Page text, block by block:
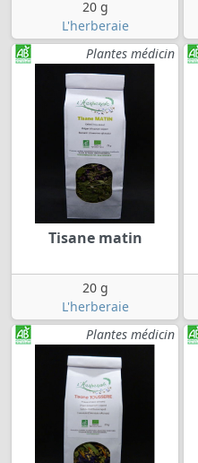
20 g
L'herberaie
Plantes médicin
Tisane matin
20 g
L'herberaie
Plantes médicin